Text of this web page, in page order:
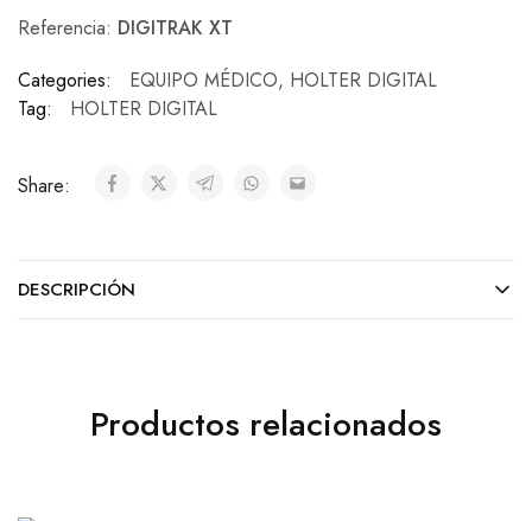
Referencia: DIGITRAK XT
Categories:
EQUIPO MÉDICO, HOLTER DIGITAL
Tag:
HOLTER DIGITAL
Share:
DESCRIPCIÓN
Productos relacionados